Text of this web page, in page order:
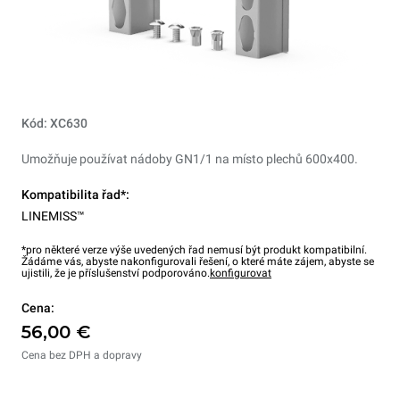
Kód: XC630
Umožňuje používat nádoby GN1/1 na místo plechů 600x400.
Kompatibilita řad*:
LINEMISS™
*pro některé verze výše uvedených řad nemusí být produkt kompatibilní.
Žádáme vás, abyste nakonfigurovali řešení, o které máte zájem, abyste se
ujistili, že je příslušenství podporováno.konfigurovat
Cena:
56,00 €
Cena bez DPH a dopravy